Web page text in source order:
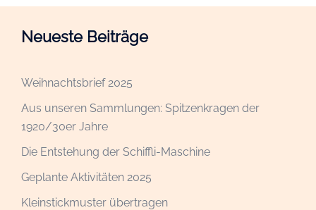
Neueste Beiträge
Weihnachtsbrief 2025
Aus unseren Sammlungen: Spitzenkragen der
1920/30er Jahre
Die Entstehung der Schiffli-Maschine
Geplante Aktivitäten 2025
Kleinstickmuster übertragen